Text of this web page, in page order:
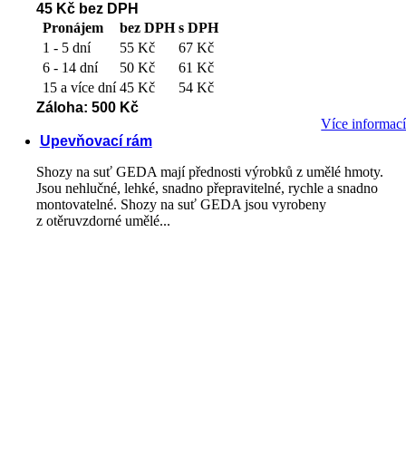
45 Kčbez DPH
Pronájem
bez DPH s DPH
1 - 5 dní
55 Kč
67 Kč
6 - 14 dní
50 Kč
61 Kč
15 a více dní 45 Kč
54 Kč
Záloha: 500 Kč
Více informací
Upevňovací rám
Shozy na suť GEDA mají přednosti výrobků z umělé hmoty.
Jsou nehlučné, lehké, snadno přepravitelné, rychle a snadno
montovatelné. Shozy na suť GEDA jsou vyrobeny
z otěruvzdorné umělé...